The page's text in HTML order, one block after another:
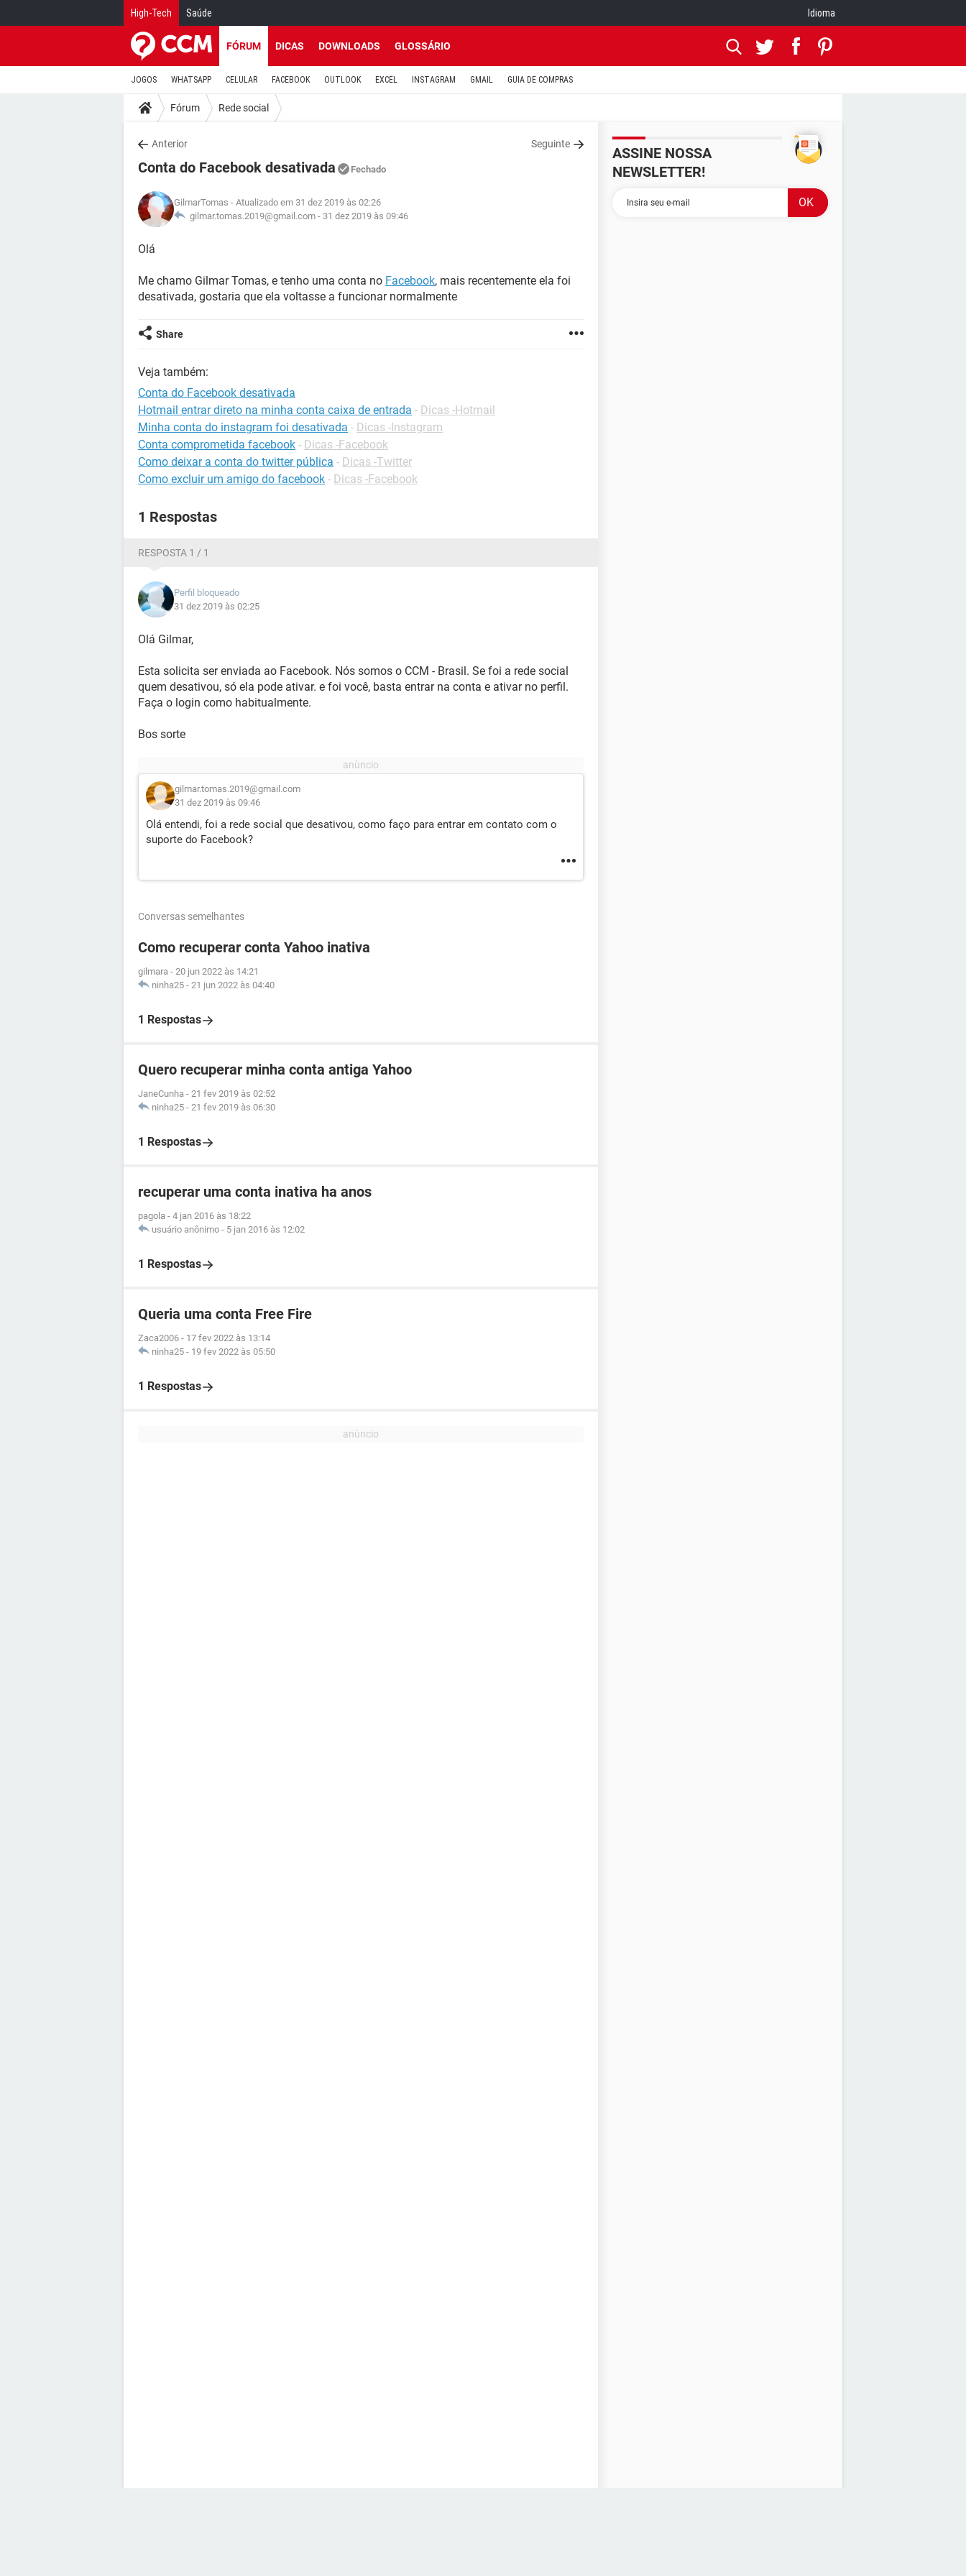
High-Tech Saúde Idioma
FÓRUM DICAS DOWNLOADS GLOSSÁRIO
JOGOS WHATSAPP CELULAR FACEBOOK OUTLOOK EXCEL INSTAGRAM GMAIL GUIA DE COMPRAS
Fórum Rede social
Anterior Seguinte
Conta do Facebook desativada Fechado
GilmarTomas - Atualizado em 31 dez 2019 às 02:26
gilmar.tomas.2019@gmail.com - 31 dez 2019 às 09:46
Olá
Me chamo Gilmar Tomas, e tenho uma conta no Facebook, mais recentemente ela foi
desativada, gostaria que ela voltasse a funcionar normalmente
Share
Veja também:
Conta do Facebook desativada
Hotmail entrar direto na minha conta caixa de entrada - Dicas -Hotmail
Minha conta do instagram foi desativada - Dicas -Instagram
Conta comprometida facebook - Dicas -Facebook
Como deixar a conta do twitter pública - Dicas -Twitter
Como excluir um amigo do facebook - Dicas -Facebook
1 Respostas
RESPOSTA 1 / 1
Perfil bloqueado
31 dez 2019 às 02:25
Olá Gilmar,
Esta solicita ser enviada ao Facebook. Nós somos o CCM - Brasil. Se foi a rede social
quem desativou, só ela pode ativar. e foi você, basta entrar na conta e ativar no perfil.
Faça o login como habitualmente.
Bos sorte
gilmar.tomas.2019@gmail.com
31 dez 2019 às 09:46
Olá entendi, foi a rede social que desativou, como faço para entrar em contato com o
suporte do Facebook?
Conversas semelhantes
Como recuperar conta Yahoo inativa
gilmara - 20 jun 2022 às 14:21
ninha25 - 21 jun 2022 às 04:40
1 Respostas
Quero recuperar minha conta antiga Yahoo
JaneCunha - 21 fev 2019 às 02:52
ninha25 - 21 fev 2019 às 06:30
1 Respostas
recuperar uma conta inativa ha anos
pagola - 4 jan 2016 às 18:22
usuário anônimo - 5 jan 2016 às 12:02
1 Respostas
Queria uma conta Free Fire
Zaca2006 - 17 fev 2022 às 13:14
ninha25 - 19 fev 2022 às 05:50
1 Respostas
ASSINE NOSSA
NEWSLETTER!